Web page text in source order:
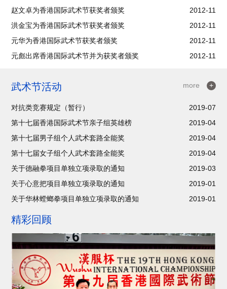
2012-11
赵文卓为香港国际武术节获奖者颁奖
2012-11
洪金宝为香港国际武术节获奖者颁奖
2012-11
元华为香港国际武术节获奖者颁奖
2012-11
元彪出席香港国际武术节并为获奖者颁奖
more +
武术节活动
2019-07
对抗类竞赛规定（暂行）
2019-04
第十七届香港国际武术节亲子组英雄榜
2019-04
第十七届男子组个人武术套路全能奖
2019-04
第十七届女子组个人武术套路全能奖
2019-03
关于德融拳项目单独立项录取的通知
2019-01
关于心意把项目单独立项录取的通知
2019-01
关于华林螳螂拳项目单独立项录取的通知
精彩回顾